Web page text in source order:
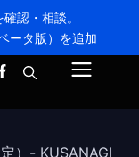
認・相談。
ータ版）を追加
ニ
ュ
）- KUSANAGI